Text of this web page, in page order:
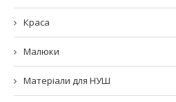
Краса
Малюки
Матеріали для НУШ